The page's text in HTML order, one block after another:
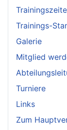
Trainings-
Galerie
Mitglied
Turniere
Links
Zum